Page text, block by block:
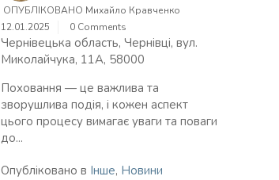
ОПУБЛІКОВАНО Михайло Кравченко
12.01.2025
0 Comments
Чернівецька область, Чернівці, вул.
Миколайчука, 11А, 58000
Поховання — це важлива та
зворушлива подія, і кожен аспект
цього процесу вимагає уваги та поваги
до...
Опубліковано в Інше, Новини